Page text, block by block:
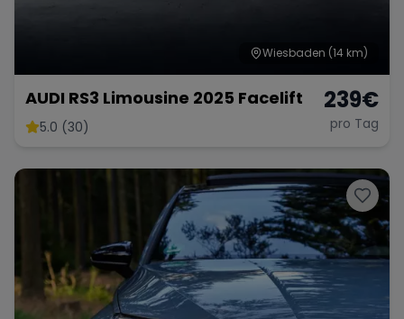
Wiesbaden (14 km)
AUDI RS3 Limousine 2025 Facelift
5.0 (30)
239€
pro Tag